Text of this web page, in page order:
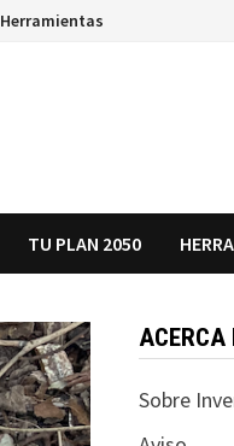
Herramientas
TU PLAN 2050
ACERCA
Sobre